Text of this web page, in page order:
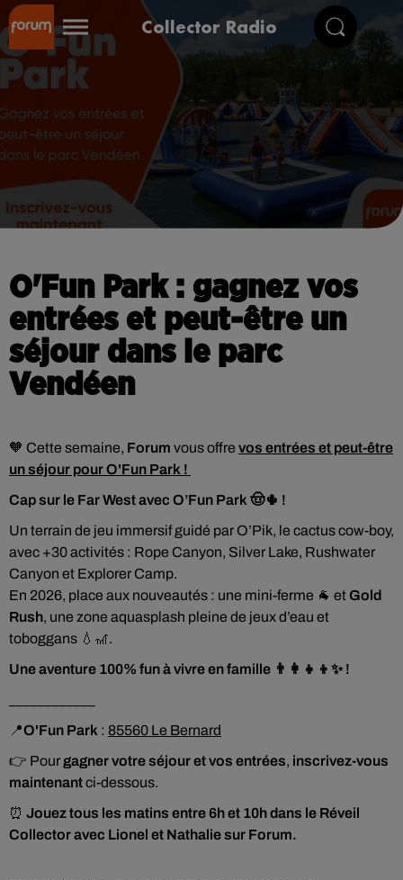
Collector Radio
O'Fun Park : gagnez vos
entrées et peut-être un
séjour dans le parc
Vendéen
🧡 Cette semaine, Forum vous offre vos entrées et peut-être
un séjour pour O'Fun Park !
Cap sur le Far West avec O’Fun Park 🤠🌵 !
Un terrain de jeu immersif guidé par O’Pik, le cactus cow-boy,
avec +30 activités : Rope Canyon, Silver Lake, Rushwater
Canyon et Explorer Camp.
En 2026, place aux nouveautés : une mini-ferme 🐐 et Gold
Rush, une zone aquasplash pleine de jeux d’eau et
toboggans 💧🎢.
Une aventure 100% fun à vivre en famille 👨‍👩‍👧‍👦✨ !
📍O'Fun Park : 85560 Le Bernard
👉 Pour gagner votre séjour et vos entrées, inscrivez-vous
maintenantci-dessous.
⏰ Jouez tous les matins entre 6h et 10h dans le Réveil
Collector avec Lionel et Nathalie sur Forum.